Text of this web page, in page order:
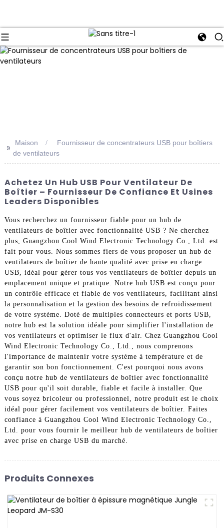
>> Maison
Fournisseur de concentrateurs USB pour boîtiers
de ventilateurs
Achetez Un Hub USB Pour Ventilateur De
Boîtier – Fournisseur De Confiance Et Usines
Leaders Disponibles
Vous recherchez un fournisseur fiable pour un hub de
ventilateurs de boîtier avec fonctionnalité USB ? Ne cherchez
plus, Guangzhou Cool Wind Electronic Technology Co., Ltd. est
fait pour vous. Nous sommes fiers de vous proposer un hub de
ventilateurs de boîtier de haute qualité avec prise en charge
USB, idéal pour gérer tous vos ventilateurs de boîtier depuis un
emplacement unique et pratique. Notre hub USB est conçu pour
un contrôle efficace et fiable de vos ventilateurs, facilitant ainsi
la personnalisation et la gestion des besoins de refroidissement
de votre système. Doté de multiples connecteurs et ports USB,
notre hub est la solution idéale pour simplifier l'installation de
vos ventilateurs et optimiser le flux d'air. Chez Guangzhou Cool
Wind Electronic Technology Co., Ltd., nous comprenons
l'importance de maintenir votre système à température et de
garantir son bon fonctionnement. C'est pourquoi nous avons
conçu notre hub de ventilateurs de boîtier avec fonctionnalité
USB pour qu'il soit durable, fiable et facile à installer. Que
vous soyez bricoleur ou professionnel, notre produit est le choix
idéal pour gérer facilement vos ventilateurs de boîtier. Faites
confiance à Guangzhou Cool Wind Electronic Technology Co.,
Ltd. pour vous fournir le meilleur hub de ventilateurs de boîtier
avec prise en charge USB du marché.
Produits Connexes